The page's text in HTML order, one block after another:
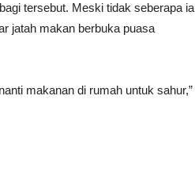
tersebut. Meski tidak seberapa ia
jatah makan berbuka puasa
makanan di rumah untuk sahur,”